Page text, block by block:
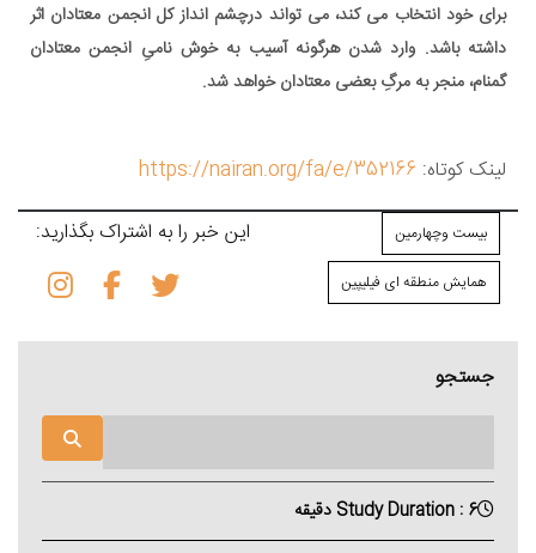
برای خود انتخاب می کند، می تواند درچشم انداز کل انجمن معتادان اثر
داشته باشد. وارد شدن هرگونه آسیب به خوش نامیِ انجمن معتادان
گمنام، منجر به مرگِ بعضی معتادان خواهد شد.
لینک کوتاه: https://nairan.org/fa/e/352166
بیست وچهارمین
همایش منطقه ای فیلیپین
این خبر را به اشتراک بگذارید:
جستجو
Study Duration : 6 دقیقه